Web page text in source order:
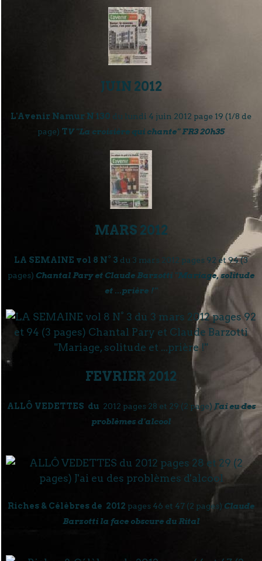
JUIN 2012
L'Avenir Namur N 130 du lundi 4 juin 2012 page 19 (1/8 de
page) TV "La croisière qui chante" FR3 20h35
MARS 2012
LA SEMAINE vol 8 N° 3 du 3 mars 2012 pages 92 et 94 (3
pages) Chantal Pary et Claude Barzotti "Mariage, solitude
et ...prière !"
FEVRIER 2012
ALLÔ VEDETTES du 2012 pages 28 et 29 (2 page) J'ai eu des
problèmes d'alcool
Riches & Célèbres de 2012 pages 46 et 47 (2 pages) Claude
Barzotti la face obscure du Rital